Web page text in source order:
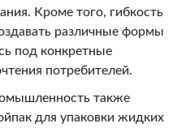
Кроме того, гибкость
различные формы
под конкретные
потребителей.
также
для упаковки жидких